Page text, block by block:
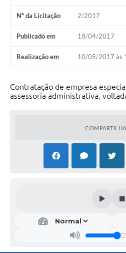
Nº da Licitação 2/2017
Publicado em 18/04/2017
Realização em 10/05/2017 às
Contratação de empresa
assessoria administrativa,